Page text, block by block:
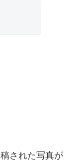
された写真が